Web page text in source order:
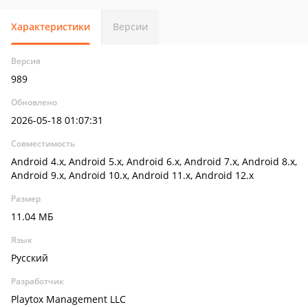
Характеристики Версии
Версия
989
Обновлено
2026-05-18 01:07:31
Совместимость
Android 4.x, Android 5.x, Android 6.x, Android 7.x, Android 8.x,
Android 9.x, Android 10.x, Android 11.x, Android 12.x
Размер
11.04 МБ
Язык
Русский
Разработчик
Playtox Management LLC